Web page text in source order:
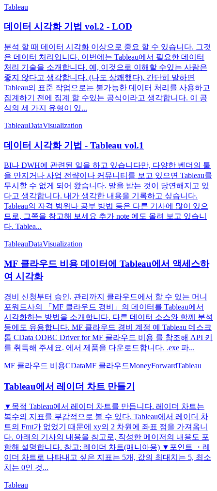
Tableau
데이터 시각화 기법 vol.2 - LOD
분석 할 때 데이터 시각화 이상으로 중요 할 수 있습니다. 그것
은 데이터 처리입니다. 이번에는 Tableau에서 필요한 데이터
처리 기술을 소개합니다. 예, 이것으로 이해할 수있는 사람은
좋지 않다고 생각합니다. (나도 상쾌했다). 간단히 말하면
Tableau의 표준 작업으로는 불가능한 데이터 처리를 사용하고
집계하기 전에 집계 할 수있는 공식이라고 생각합니다. 이 공
식의 세 가지 유형이 있...
TableauDataVisualization
데이터 시각화 기법 - Tableau vol.1
BI나 DWH에 관련된 일을 하고 있습니다만, 다양한 벤더의 툴
을 만지거나 사업 전략이나 커뮤니티를 보고 있으면 Tableau를
무시할 수 없게 되어 왔습니다. 말을 받는 것이 당연해지고 있
다고 생각합니다. 내가 생각한 내용을 기록하고 싶습니다.
Tableau의 자격 범위나 공부 방법 등은 다른 기사에 많이 있으
므로, 그쪽을 참고해 보세요 추가 note 에도 올려 보고 있습니
다. Tablea...
TableauDataVisualization
MF 클라우드 비용 데이터에 Tableau에서 액세스하
여 시각화
경비 신청부터 승인, 관리까지 클라우드에서 할 수 있는 머니
포워드사의 「MF 클라우드 경비」의 데이터를 Tableau에서
시각화하는 방법을 소개합니다. 다른 데이터 소스와 함께 분석
등에도 유용합니다. MF 클라우드 경비 계정 예 Tableau 데스크
톱 CData ODBC Driver for MF 클라우드 비용 를 참조해 API 키
를 취득해 주세요. 에서 제품을 다운로드합니다. .exe 파...
MF 클라우드 비용CDataMF 클라우드MoneyForwardTableau
Tableau에서 레이더 차트 만들기
▼목적 Tableau에서 레이더 차트를 만듭니다. 레이더 차트는
복수의 지표를 부감적으로 볼 수 있다. Tableau에서 레이더 차
트의 Fmt가 없었기 때문에 xy의 2 차원에 좌표 점을 가져옵니
다. 아래의 기사의 내용을 참고로, 작성한 메이저의 내용도 포
함해 설명합니다. 참고: 레이더 차트(매니아용) ▼포인트 ・레
이더 차트로 나타내고 싶은 지표는 5개, 값의 최대치는 5, 최소
치는 0인 것...
Tableau